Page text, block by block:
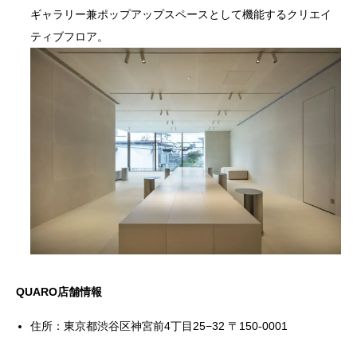
ギャラリー兼ポップアップスペースとして機能するクリエイ
ティブフロア。
QUARO店舗情報
住所：東京都渋谷区神宮前4丁目25−32 〒150-0001